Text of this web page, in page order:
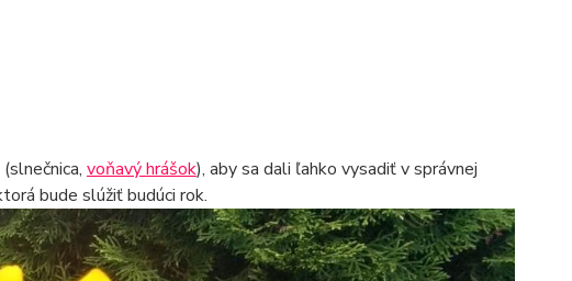
voňavý hrášok), aby sa dali ľahko vysadiť v správnej
bude slúžiť budúci rok.